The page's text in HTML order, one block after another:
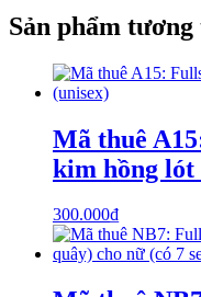
Sản phẩm
Mã thuê
kim hồng lót
300.000₫